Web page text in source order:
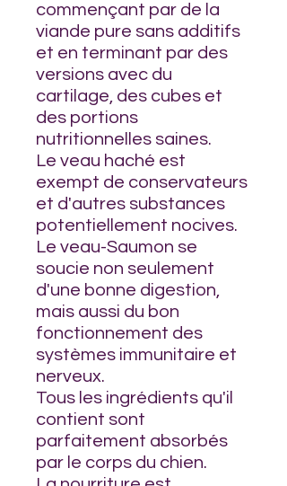
commençant par de la
viande pure sans additifs
et en terminant par des
versions avec du
cartilage, des cubes et
des portions
nutritionnelles saines.
Le veau haché est
exempt de conservateurs
et d'autres substances
potentiellement nocives.
Le veau-Saumon se
soucie non seulement
d'une bonne digestion,
mais aussi du bon
fonctionnement des
systèmes immunitaire et
nerveux.
Tous les ingrédients qu'il
contient sont
parfaitement absorbés
par le corps du chien.